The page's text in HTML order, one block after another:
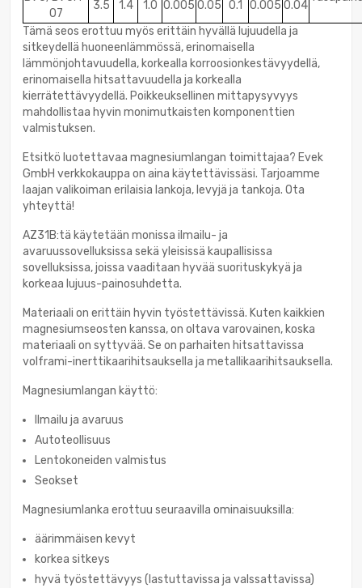
07
3.5 1.4 1.0 0.005 0.05 0.1 0.005 0.04
Tämä seos erottuu myös erittäin hyvällä lujuudella ja
sitkeydellä huoneenlämmössä, erinomaisella
lämmönjohtavuudella, korkealla korroosionkestävyydellä,
erinomaisella hitsattavuudella ja korkealla
kierrätettävyydellä. Poikkeuksellinen mittapysyvyys
mahdollistaa hyvin monimutkaisten komponenttien
valmistuksen.
Etsitkö luotettavaa magnesiumlangan toimittajaa? Evek
GmbH verkkokauppa on aina käytettävissäsi. Tarjoamme
laajan valikoiman erilaisia lankoja, levyjä ja tankoja. Ota
yhteyttä!
AZ31B:tä käytetään monissa ilmailu- ja
avaruussovelluksissa sekä yleisissä kaupallisissa
sovelluksissa, joissa vaaditaan hyvää suorituskykyä ja
korkeaa lujuus-painosuhdetta.
Materiaali on erittäin hyvin työstettävissä. Kuten kaikkien
magnesiumseosten kanssa, on oltava varovainen, koska
materiaali on syttyvää. Se on parhaiten hitsattavissa
volframi-inerttikaarihitsauksella ja metallikaarihitsauksella.
Magnesiumlangan käyttö:
Ilmailu ja avaruus
Autoteollisuus
Lentokoneiden valmistus
Seokset
Magnesiumlanka erottuu seuraavilla ominaisuuksilla:
äärimmäisen kevyt
korkea sitkeys
hyvä työstettävyys (lastuttavissa ja valssattavissa)